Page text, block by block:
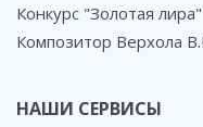
Конкурс "Золотая лира"
Композитор Верхола
НАШИ СЕРВИСЫ